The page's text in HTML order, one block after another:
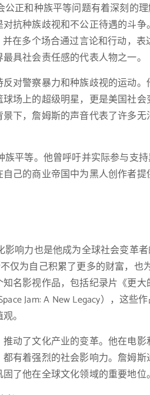
正和种族平等问题有着深刻的
抗种族歧视和不公正待遇的斗争
并在多个场合通过言论和行动，
具社会责任感的代表人物之一。
对警察暴力和种族歧视的运动
场上的超级明星，更是美国社
下，詹姆斯的声音代表了许多
平等。他曾呼吁并实际参与支
己的商业帝国中为黑人创作者
影响力也是他成为全球社会变革
仅为自己积累了更多的财富，
名影视作品，包括纪录片《更大
Jam: A New Legacy），这些
。
动了文化产业的变革。他在电
有着强烈的社会影响力。詹姆
了他在全球文化领域的重要地位。